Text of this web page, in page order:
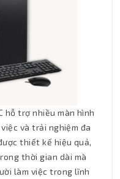
hỗ trợ nhiều màn hình
và trải nghiệm đa
thiết kế hiệu quả,
thời gian dài mà
làm việc trong lĩnh